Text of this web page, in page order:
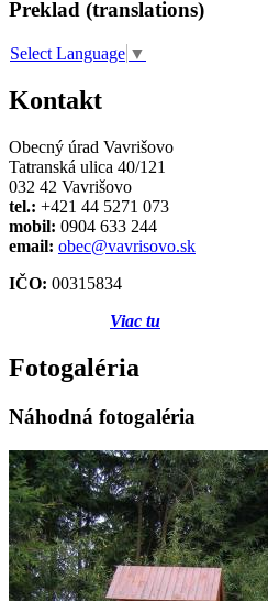
Preklad (translations)
Select Language ▼
Kontakt
Obecný úrad Vavrišovo
Tatranská ulica 40/121
032 42 Vavrišovo
tel.: +421 44 5271 073
mobil: 0904 633 244
email: obec@vavrisovo.sk
IČO: 00315834
Viac tu
Fotogaléria
Náhodná fotogaléria